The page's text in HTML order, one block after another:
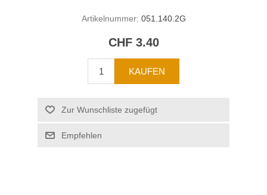
Artikelnummer: 051.140.2G
CHF 3.40